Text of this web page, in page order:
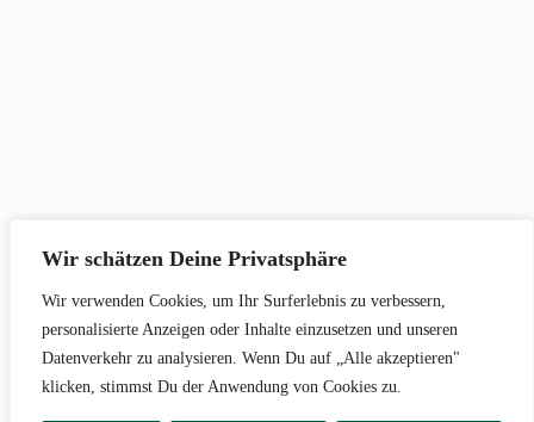
Wir schätzen Deine Privatsphäre
Wir verwenden Cookies, um Ihr Surferlebnis zu verbessern,
personalisierte Anzeigen oder Inhalte einzusetzen und unseren
Datenverkehr zu analysieren. Wenn Du auf „Alle akzeptieren"
klicken, stimmst Du der Anwendung von Cookies zu.